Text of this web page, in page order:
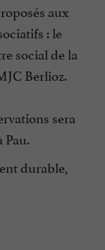
aux
: le
social de la
Berlioz.
sera
Pau.
durable,